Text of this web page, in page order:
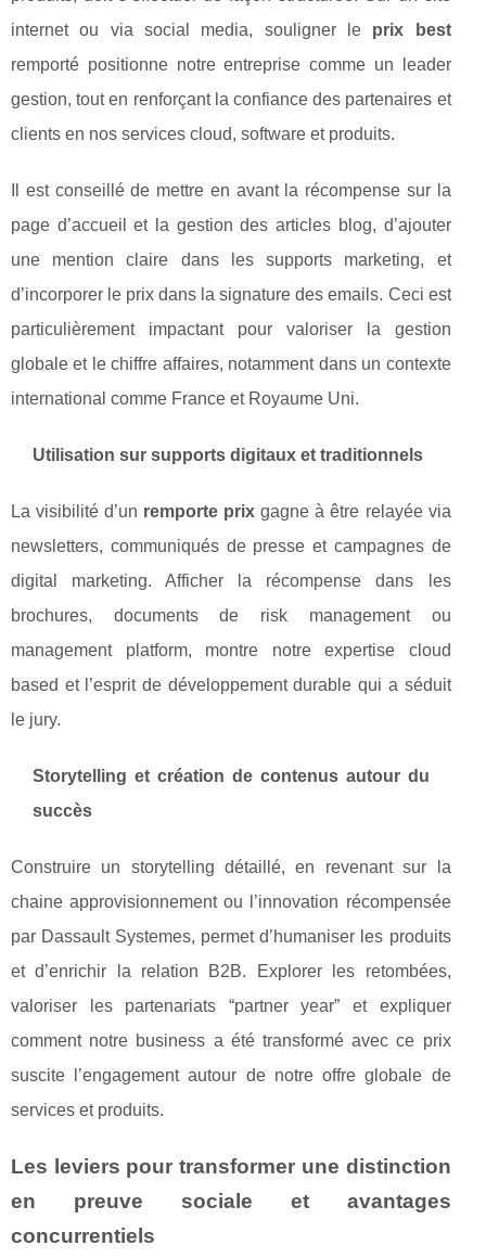
internet ou via social media, souligner le prix best
remporté positionne notre entreprise comme un leader
gestion, tout en renforçant la confiance des partenaires et
clients en nos services cloud, software et produits.
Il est conseillé de mettre en avant la récompense sur la
page d’accueil et la gestion des articles blog, d’ajouter
une mention claire dans les supports marketing, et
d’incorporer le prix dans la signature des emails. Ceci est
particulièrement impactant pour valoriser la gestion
globale et le chiffre affaires, notamment dans un contexte
international comme France et Royaume Uni.
Utilisation sur supports digitaux et traditionnels
La visibilité d’un remporte prix gagne à être relayée via
newsletters, communiqués de presse et campagnes de
digital marketing. Afficher la récompense dans les
brochures, documents de risk management ou
management platform, montre notre expertise cloud
based et l’esprit de développement durable qui a séduit
le jury.
Storytelling et création de contenus autour du
succès
Construire un storytelling détaillé, en revenant sur la
chaine approvisionnement ou l’innovation récompensée
par Dassault Systemes, permet d’humaniser les produits
et d’enrichir la relation B2B. Explorer les retombées,
valoriser les partenariats “partner year” et expliquer
comment notre business a été transformé avec ce prix
suscite l’engagement autour de notre offre globale de
services et produits.
Les leviers pour transformer une distinction
en preuve sociale et avantages
concurrentiels